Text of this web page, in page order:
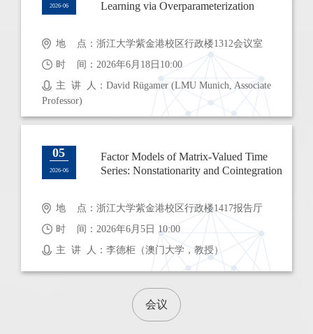
2026-06
Learning via Overparameterization
地 点：浙江大学紫金港校区行政楼1312会议室
时 间：2026年6月18日10:00
主 讲 人：David Rügamer (LMU Munich, Associate
Professor)
05
2026-06
Factor Models of Matrix-Valued Time
Series: Nonstationarity and Cointegration
地 点：浙江大学紫金港校区行政楼1417报告厅
时 间：2026年6月5日 10:00
主 讲 人：李德柜（澳门大学，教授）
会议